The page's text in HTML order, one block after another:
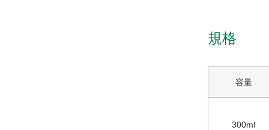
規格
容量
300ml